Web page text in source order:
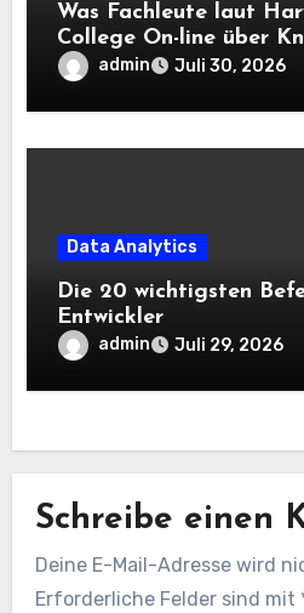
Was Fachleute laut
College On-line über
und KI wissen sollten
admin Juli 30, 2026
Data Analytics
Die 20 wichtigsten
Entwickler
admin Juli 29, 2026
Schreibe einen
Deine E-Mail-Adresse wird
Erforderliche Felder sind mit